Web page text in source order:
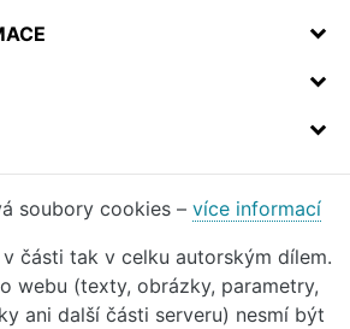
soubory cookies – více informací
části tak v celku autorským dílem.
webu (texty, obrázky, parametry,
ani další části serveru) nesmí být